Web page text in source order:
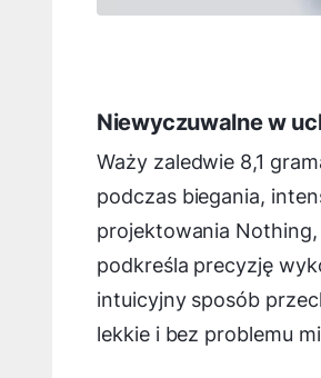
Niewyczuwalne w
Waży zaledwie 8,1
podczas biegania,
projektowania
podkreśla precyzję
intuicyjny sposób
lekkie i bez problemu